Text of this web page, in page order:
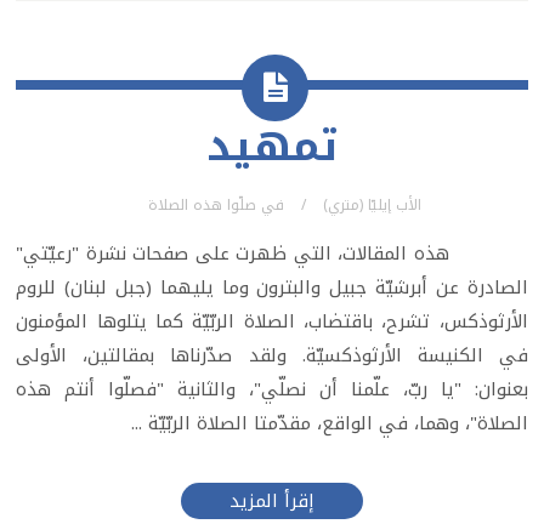
تمهيد
الأب إيليّا (متري) في صلّوا هذه الصلاة
هذه المقالات، التي ظهرت على صفحات نشرة "رعيّتي"
الصادرة عن أبرشيّة جبيل والبترون وما يليهما (جبل لبنان) للروم
الأرثوذكس، تشرح، باقتضاب، الصلاة الربّيّة كما يتلوها المؤمنون
في الكنيسة الأرثوذكسيّة. ولقد صدّرناها بمقالتين، الأولى
بعنوان: "يا ربّ، علّمنا أن نصلّي"، والثانية "فصلّوا أنتم هذه
الصلاة"، وهما، في الواقع، مقدّمتا الصلاة الربّيّة ...
إقرأ المزيد